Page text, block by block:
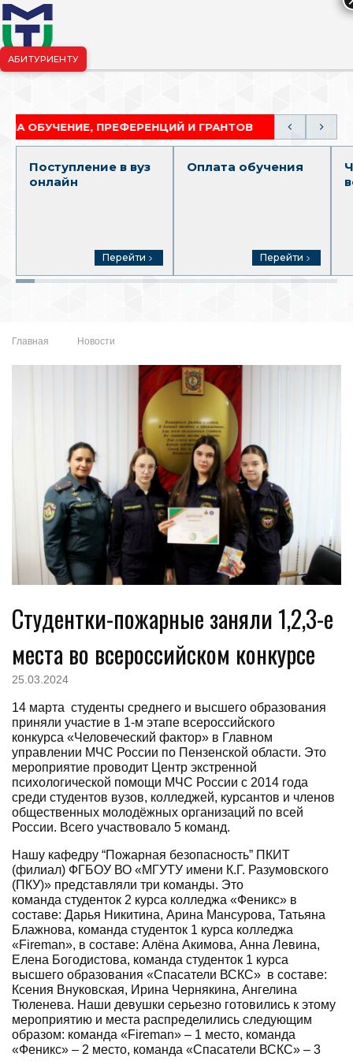
АБИТУРИЕНТУ
ПРЕФЕРЕНЦИЙ И ГРАНТОВ
Поступление в вуз
онлайн
Перейти
Оплата обучения
Перейти
Главная Новости
Студентки-пожарные заняли 1,2,3-е
места во всероссийском конкурсе
25.03.2024
14 марта студенты среднего и высшего образования
приняли участие в 1-м этапе всероссийского
конкурса «Человеческий фактор» в Главном
управлении МЧС России по Пензенской области. Это
мероприятие проводит Центр экстренной
психологической помощи МЧС России с 2014 года
среди студентов вузов, колледжей, курсантов и членов
общественных молодёжных организаций по всей
России. Всего участвовало 5 команд.
Нашу кафедру “Пожарная безопасность” ПКИТ
(филиал) ФГБОУ ВО «МГУТУ имени К.Г. Разумовского
(ПКУ)» представляли три команды. Это
команда студенток 2 курса колледжа «Феникс» в
составе: Дарья Никитина, Арина Мансурова, Татьяна
Блажнова, команда студенток 1 курса колледжа
«Fireman», в составе: Алёна Акимова, Анна Левина,
Елена Богодистова, команда студенток 1 курса
высшего образования «Спасатели ВСКС» в составе:
Ксения Внуковская, Ирина Чернякина, Ангелина
Тюленева. Наши девушки серьезно готовились к этому
мероприятию и места распределились следующим
образом: команда «Fireman» – 1 место, команда
«Феникс» – 2 место, команда «Спасатели ВСКС» – 3